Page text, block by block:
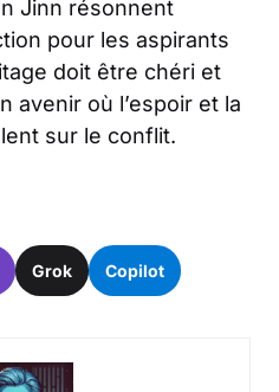
Jinn résonnent
pour les aspirants
doit être chéri et
avenir où l’espoir et la
sur le conflit.
Grok Copilot